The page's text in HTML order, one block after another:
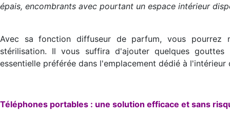
épais, encombrants avec pourtant un espace intérieur
Avec sa fonction diffuseur de parfum, vous pourrez
stérilisation. Il vous suffira d'ajouter quelques
essentielle préférée dans l'emplacement dédié à
Téléphones portables : une solution efficace et sans